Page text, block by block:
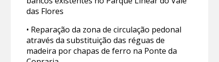
das Flores
• Reparação da zona de circulação pedonal
através da substituição das réguas de
madeira por chapas de ferro na Ponte da